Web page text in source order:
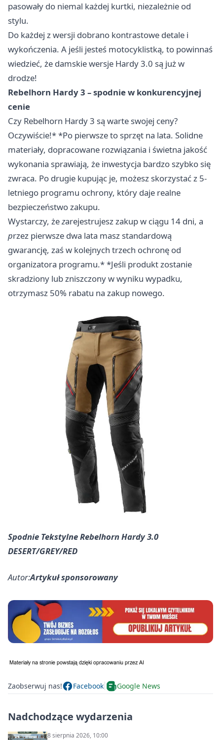
pasowały do niemal każdej kurtki, niezależnie od
stylu.
Do każdej z wersji dobrano kontrastowe detale i
wykończenia. A jeśli jesteś motocyklistką, to powinnaś
wiedzieć, że damskie wersje Hardy 3.0 są już w
drodze!
Rebelhorn Hardy 3 – spodnie w konkurencyjnej
cenie
Czy Rebelhorn Hardy 3 są warte swojej ceny?
Oczywiście!* *Po pierwsze to sprzęt na lata. Solidne
materiały, dopracowane rozwiązania i świetna jakość
wykonania sprawiają, że inwestycja bardzo szybko się
zwraca. Po drugie kupując je, możesz skorzystać z 5-
letniego programu ochrony, który daje realne
bezpieczeństwo zakupu.
Wystarczy, żezarejestrujesz zakup w ciągu 14 dni, a
przez pierwsze dwa lata masz standardową
gwarancję, zaś w kolejnych trzech ochronę od
organizatora programu.* *Jeśli produkt zostanie
skradziony lub zniszczony w wyniku wypadku,
otrzymasz 50% rabatu na zakup nowego.
Spodnie Tekstylne Rebelhorn Hardy 3.0
DESERT/GREY/RED
Autor:Artykuł sponsorowany
Zaobserwuj nas! Facebook Google News
Nadchodzące wydarzenia
8 sierpnia 2026, 10:00